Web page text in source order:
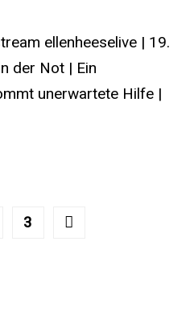
ellenheeselive | 19.
der Not | Ein
unerwartete Hilfe |
3